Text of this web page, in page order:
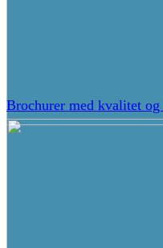
Brochurer med kvalitet